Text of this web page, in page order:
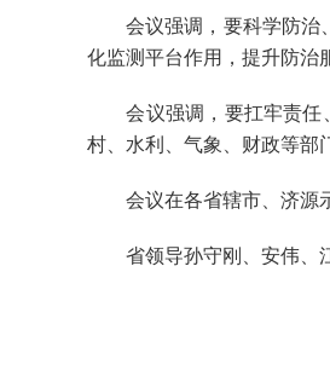
会议强调，要科学防治、
化监测平台作用，提升防治
会议强调，要扛牢责任、
村、水利、气象、财政等部
会议在各省辖市、济源示
省领导孙守刚、安伟、江